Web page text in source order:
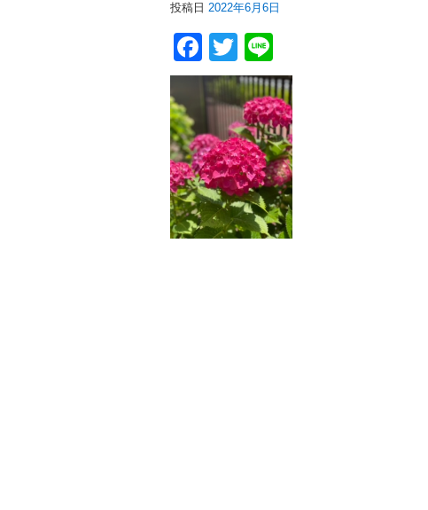
投稿日 2022年6月6日
Facebook
Twitter